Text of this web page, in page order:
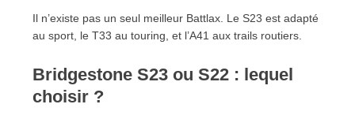
Il n’existe pas un seul meilleur Battlax. Le S23 est adapté
au sport, le T33 au touring, et l’A41 aux trails routiers.
Bridgestone S23 ou S22 : lequel
choisir ?